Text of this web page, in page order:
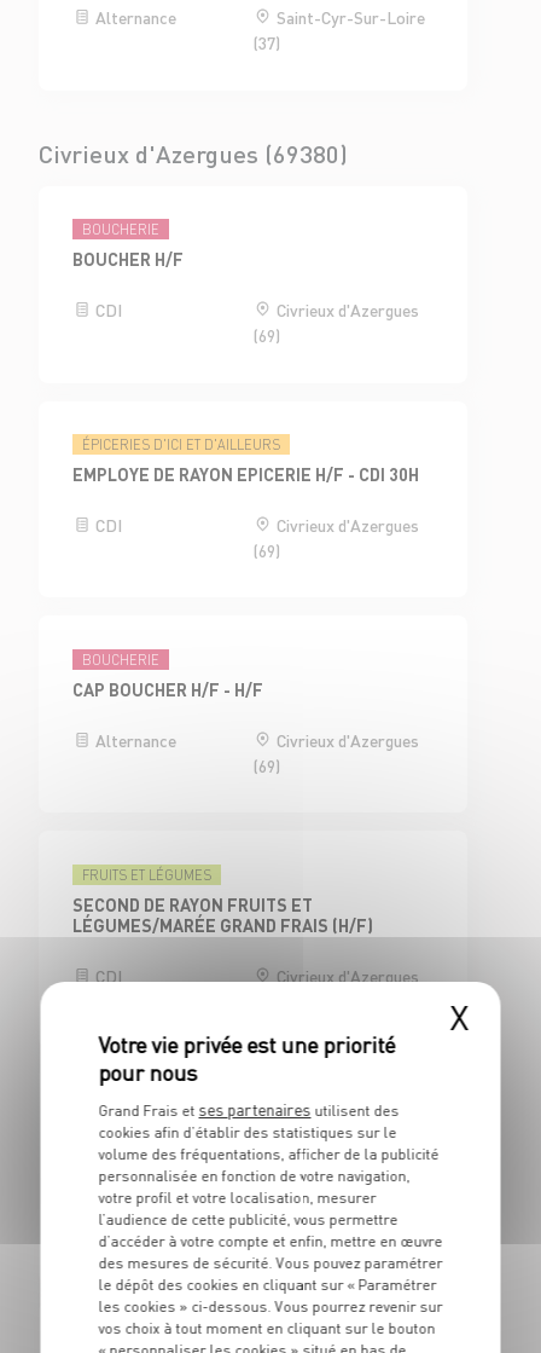
Alternance
Saint-Cyr-Sur-Loire
(37)
Civrieux d'Azergues (69380)
BOUCHERIE
BOUCHER H/F
CDI
Civrieux d'Azergues
(69)
ÉPICERIES D'ICI ET D'AILLEURS
EMPLOYE DE RAYON EPICERIE H/F - CDI 30H
CDI
Civrieux d'Azergues
(69)
BOUCHERIE
CAP BOUCHER H/F - H/F
Alternance
Civrieux d'Azergues
(69)
FRUITS ET LÉGUMES
SECOND DE RAYON FRUITS ET
LÉGUMES/MARÉE GRAND FRAIS (H/F)
CDI
Civrieux d'Azergues
CAISSE
CAISSIER CENTRAL / ADJOINT
RESPONSABLE DE CAISSE - H/F
CDI
Civrieux d'Azergues
(69)
BOUCHERIE
X
Grand Frais et ses partenaires utilisent des
cookies afin d’établir des statistiques sur le
volume des fréquentations, afficher de la publicité
personnalisée en fonction de votre navigation,
votre profil et votre localisation, mesurer
l’audience de cette publicité, vous permettre
d’accéder à votre compte et enfin, mettre en œuvre
des mesures de sécurité. Vous pouvez paramétrer
le dépôt des cookies en cliquant sur « Paramétrer
les cookies » ci-dessous. Vous pourrez revenir sur
vos choix à tout moment en cliquant sur le bouton